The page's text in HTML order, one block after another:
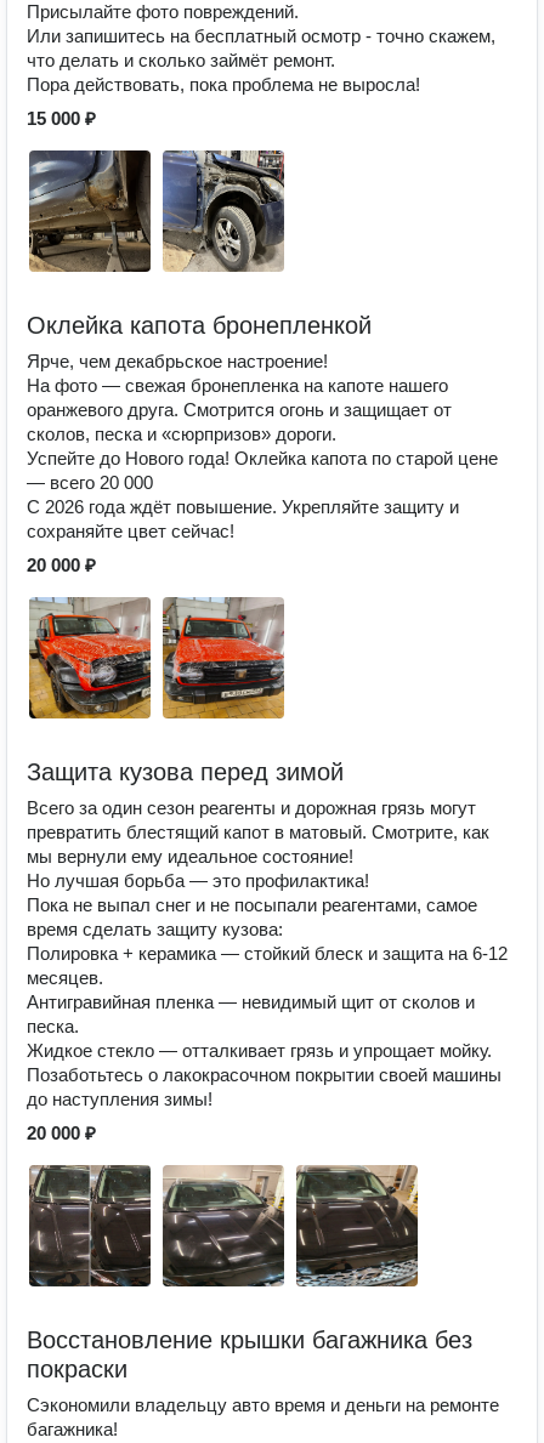
Присылайте фото повреждений.
Или запишитесь на бесплатный осмотр - точно скажем,
что делать и сколько займёт ремонт.
Пора действовать, пока проблема не выросла!
15 000 ₽
Оклейка капота бронепленкой
Ярче, чем декабрьское настроение!
На фото — свежая бронепленка на капоте нашего
оранжевого друга. Смотрится огонь и защищает от
сколов, песка и «сюрпризов» дороги.
Успейте до Нового года! Оклейка капота по старой цене
— всего 20 000
С 2026 года ждёт повышение. Укрепляйте защиту и
сохраняйте цвет сейчас!
20 000 ₽
Защита кузова перед зимой
Всего за один сезон реагенты и дорожная грязь могут
превратить блестящий капот в матовый. Смотрите, как
мы вернули ему идеальное состояние!
Но лучшая борьба — это профилактика!
Пока не выпал снег и не посыпали реагентами, самое
время сделать защиту кузова:
Полировка + керамика — стойкий блеск и защита на 6-12
месяцев.
Антигравийная пленка — невидимый щит от сколов и
песка.
Жидкое стекло — отталкивает грязь и упрощает мойку.
Позаботьтесь о лакокрасочном покрытии своей машины
до наступления зимы!
20 000 ₽
Восстановление крышки багажника без
покраски
Сэкономили владельцу авто время и деньги на ремонте
багажника!